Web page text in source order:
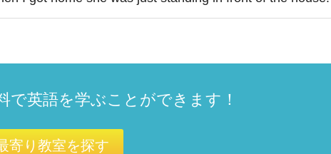
で英語を学ぶことができます！
寄り教室を探す